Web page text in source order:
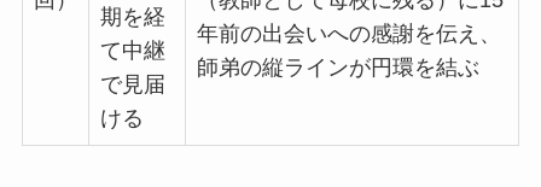
期を経
て中継
で見届
ける
年前の出会いへの感謝を伝え、
師弟の縦ラインが円環を結ぶ